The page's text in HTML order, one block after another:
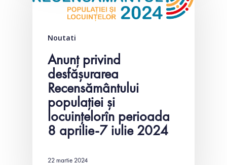
Noutati
Anunț privind
desfășurarea
Recensământului
populației și
locuințelorîn perioada
8 aprilie-7 iulie 2024
22 martie 2024